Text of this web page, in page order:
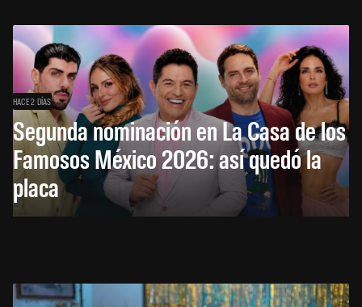
HACE 2 DÍAS
Segunda nominación en La Casa de los
Famosos México 2026: así quedó la
placa